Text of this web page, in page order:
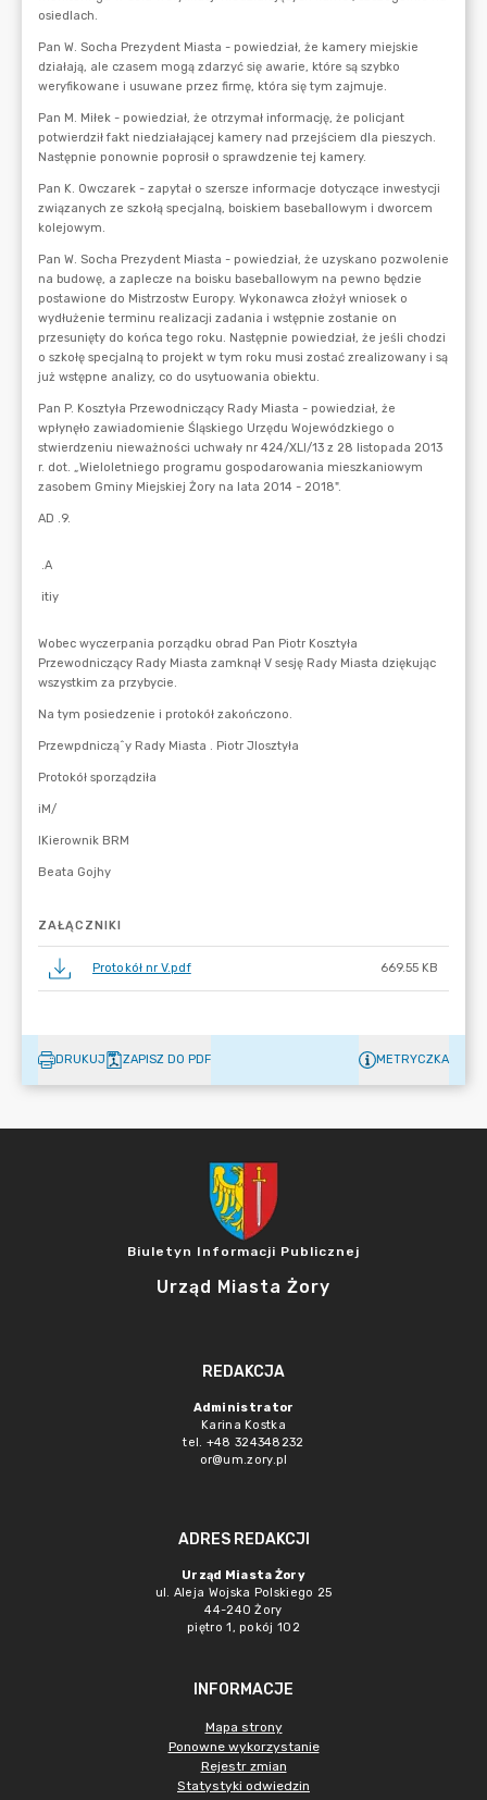
ZAŁĄCZNIKI
Protokół nr V.pdf 669.55 KB
DRUKUJ ZAPISZ DO PDF METRYCZKA
Biuletyn Informacji Publicznej
Urząd Miasta Żory
REDAKCJA
Administrator
Karina Kostka
tel. +48 324348232
or@um.zory.pl
ADRES REDAKCJI
Urząd Miasta Żory
ul. Aleja Wojska Polskiego 25
44-240 Żory
piętro 1, pokój 102
INFORMACJE
Mapa strony
Ponowne wykorzystanie
Rejestr zmian
Statystyki odwiedzin